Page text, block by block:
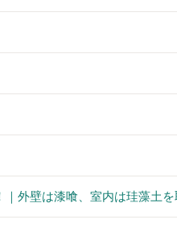
外壁は漆喰、室内は珪藻土